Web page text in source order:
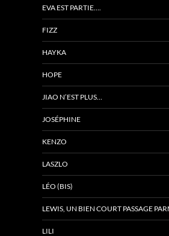
EVA EST PARTIE….
FIZZ
HAYKA
HOPE
JIAO N’EST PLUS…
JOSÉPHINE
KENZO
LASZLO
LÉO (BIS)
LEWIS, UN BIEN COURT PASSAGE
LILI